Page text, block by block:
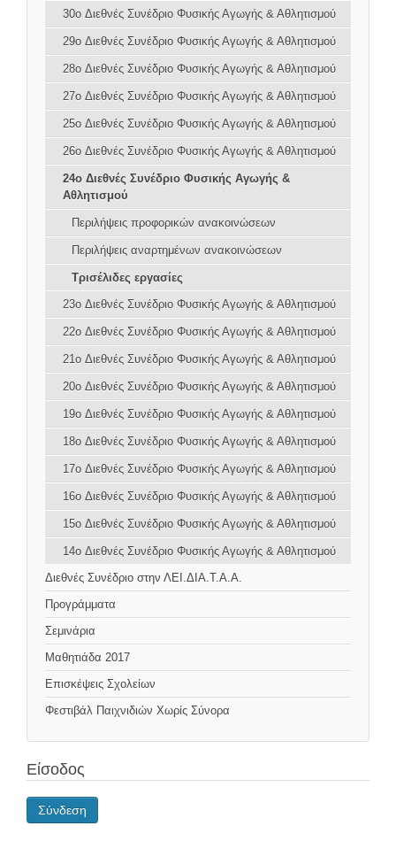
30o Διεθνές Συνέδριο Φυσικής Αγωγής & Αθλητισμού
29o Διεθνές Συνέδριο Φυσικής Αγωγής & Αθλητισμού
28o Διεθνές Συνέδριο Φυσικής Αγωγής & Αθλητισμού
27o Διεθνές Συνέδριο Φυσικής Αγωγής & Αθλητισμού
25o Διεθνές Συνέδριο Φυσικής Αγωγής & Αθλητισμού
26o Διεθνές Συνέδριο Φυσικής Αγωγής & Αθλητισμού
24o Διεθνές Συνέδριο Φυσικής Αγωγής &
Αθλητισμού
Περιλήψεις προφορικών ανακοινώσεων
Περιλήψεις αναρτημένων ανακοινώσεων
Τρισέλιδες εργασίες
23o Διεθνές Συνέδριο Φυσικής Αγωγής & Αθλητισμού
22o Διεθνές Συνέδριο Φυσικής Αγωγής & Αθλητισμού
21o Διεθνές Συνέδριο Φυσικής Αγωγής & Αθλητισμού
20o Διεθνές Συνέδριο Φυσικής Αγωγής & Αθλητισμού
19o Διεθνές Συνέδριο Φυσικής Αγωγής & Αθλητισμού
18o Διεθνές Συνέδριο Φυσικής Αγωγής & Αθλητισμού
17o Διεθνές Συνέδριο Φυσικής Αγωγής & Αθλητισμού
16o Διεθνές Συνέδριο Φυσικής Αγωγής & Αθλητισμού
15o Διεθνές Συνέδριο Φυσικής Αγωγής & Αθλητισμού
14o Διεθνές Συνέδριο Φυσικής Αγωγής & Αθλητισμού
Διεθνές Συνέδριο στην ΛΕΙ.ΔΙΑ.Τ.Α.Α.
Προγράμματα
Σεμινάρια
Μαθητιάδα 2017
Επισκέψεις Σχολείων
Φεστιβάλ Παιχνιδιών Χωρίς Σύνορα
Είσοδος
Σύνδεση